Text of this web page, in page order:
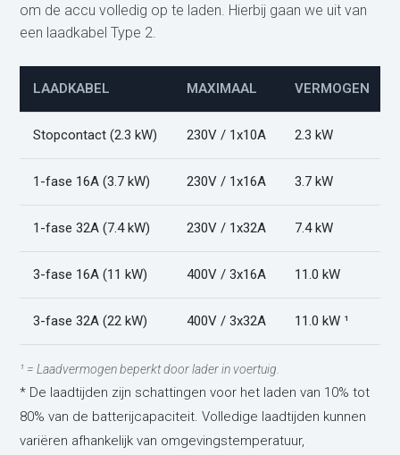
om de accu volledig op te laden. Hierbij gaan we uit van
een laadkabel Type 2.
LAADKABEL MAXIMAAL VERMOGEN
Stopcontact (2.3 kW) 230V / 1x10A 2.3 kW
1-fase 16A (3.7 kW) 230V / 1x16A 3.7 kW
1-fase 32A (7.4 kW) 230V / 1x32A 7.4 kW
3-fase 16A (11 kW) 400V / 3x16A 11.0 kW
3-fase 32A (22 kW) 400V / 3x32A 11.0 kW ¹
¹ = Laadvermogen beperkt door lader in voertuig.
* De laadtijden zijn schattingen voor het laden van 10% tot
80% van de batterijcapaciteit. Volledige laadtijden kunnen
variëren afhankelijk van omgevingstemperatuur,